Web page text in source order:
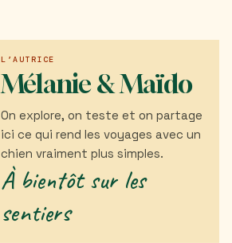
L’AUTRICE
Mélanie & Maïdo
On explore, on teste et on partage
ici ce qui rend les voyages avec un
chien vraiment plus simples.
À bientôt sur les
sentiers